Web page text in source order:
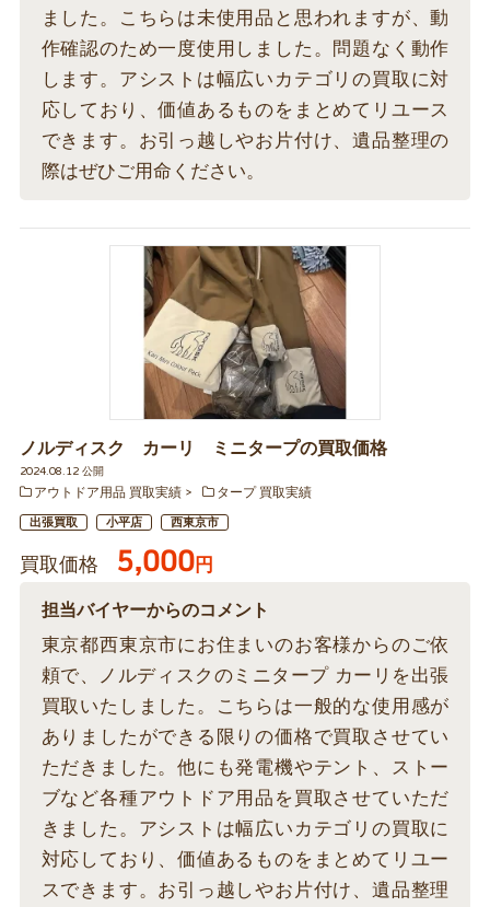
ました。こちらは未使用品と思われますが、動
作確認のため一度使用しました。問題なく動作
します。アシストは幅広いカテゴリの買取に対
応しており、価値あるものをまとめてリユース
できます。お引っ越しやお片付け、遺品整理の
際はぜひご用命ください。
ノルディスク カーリ ミニタープの買取価格
2024.08.12 公開
アウトドア用品 買取実績
タープ 買取実績
出張買取 小平店 西東京市
買取価格 5,000円
担当バイヤーからのコメント
東京都西東京市にお住まいのお客様からのご依
頼で、ノルディスクのミニタープ カーリを出張
買取いたしました。こちらは一般的な使用感が
ありましたができる限りの価格で買取させてい
ただきました。他にも発電機やテント、ストー
ブなど各種アウトドア用品を買取させていただ
きました。アシストは幅広いカテゴリの買取に
対応しており、価値あるものをまとめてリユー
スできます。お引っ越しやお片付け、遺品整理